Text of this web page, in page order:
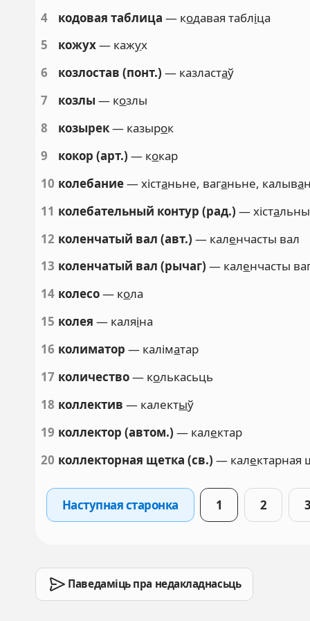
4
кодовая таблица — кодавая табліца
5
кожух— кажух
6
козлостав (понт.) — казластаў
7
козлы — козлы
8
козырек— казырок
9
кокор (арт.) — кокар
10 колебание— хістаньне, ваганьне, калыва
11 колебательный контур (рад.) — хіста
12 коленчатый вал (авт.) — каленчасты вал
13 коленчатый вал (рычаг) — каленчасты
14 колесо— кола
15 колея — каляіна
16 колиматор — каліматар
17 количество— колькасьць
18 коллектив — калектыў
19 коллектор (автом.) — калектар
20 коллекторная щетка (св.) — калектарная
Наступная старонка 1 2 3
Паведаміць пра недакладнасьць